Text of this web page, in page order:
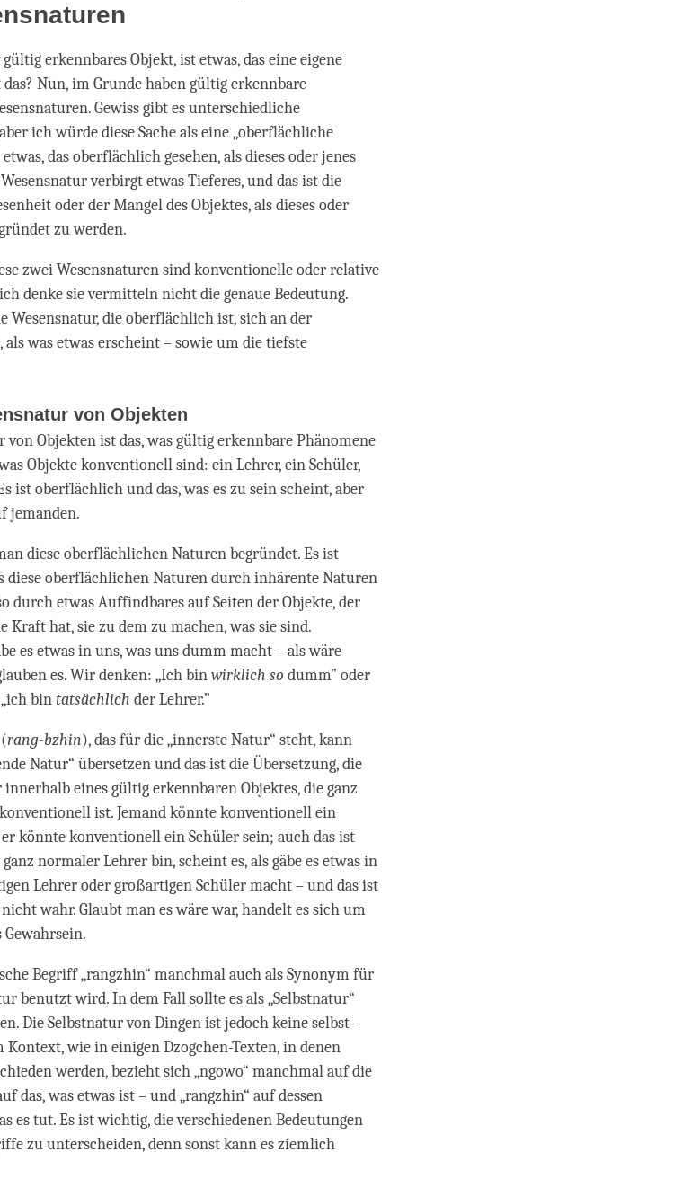
erkennbares Objekt, ist etwas, das eine eigene
Nun, im Grunde haben gültig erkennbare
Gewiss gibt es unterschiedliche
ich würde diese Sache als eine „oberflächliche
das oberflächlich gesehen, als dieses oder jenes
verbirgt etwas Tieferes, und das ist die
oder der Mangel des Objektes, als dieses oder
zu werden.
zwei Wesensnaturen sind konventionelle oder relative
denke sie vermitteln nicht die genaue Bedeutung.
Wesensnatur, die oberflächlich ist, sich an der
was etwas erscheint – sowie um die tiefste
von Objekten
Objekten ist das, was gültig erkennbare Phänomene
Objekte konventionell sind: ein Lehrer, ein Schüler,
ist oberflächlich und das, was es zu sein scheint, aber
jemanden.
diese oberflächlichen Naturen begründet. Es ist
diese oberflächlichen Naturen durch inhärente Naturen
durch etwas Auffindbares auf Seiten der Objekte, der
Kraft hat, sie zu dem zu machen, was sie sind.
es etwas in uns, was uns dumm macht – als wäre
es. Wir denken: „Ich binwirklich so dumm” oder
bintatsächlich der Lehrer.”
rang-bzhin), das für die „innerste Natur“ steht, kann
Natur“ übersetzen und das ist die Übersetzung, die
eines gültig erkennbaren Objektes, die ganz
ist. Jemand könnte konventionell ein
könnte konventionell ein Schüler sein; auch das ist
normaler Lehrer bin, scheint es, als gäbe es etwas in
Lehrer oder großartigen Schüler macht – und das ist
wahr. Glaubt man es wäre war, handelt es sich um
Begriff „rangzhin“ manchmal auch als Synonym für
benutzt wird. In dem Fall sollte es als „Selbstnatur“
Die Selbstnatur von Dingen ist jedoch keine selbst-
Kontext, wie in einigen Dzogchen-Texten, in denen
werden, bezieht sich „ngowo“ manchmal auf die
das, was etwas ist – und „rangzhin“ auf dessen
es tut. Es ist wichtig, die verschiedenen Bedeutungen
zu unterscheiden, denn sonst kann es ziemlich